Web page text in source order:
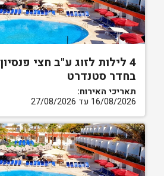
4 לילות לזוג ע"ב חצי פנסיון
בחדר סטנדרט
תאריכי האירוח:
16/08/2026 עד 27/08/2026